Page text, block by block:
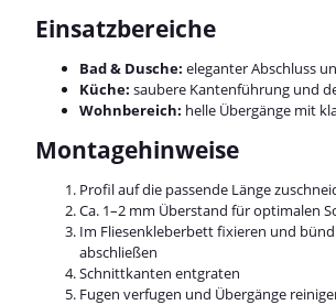
Einsatzbereiche
Bad & Dusche: eleganter Abschluss
Küche: saubere Kantenführung und
Wohnbereich: helle Übergänge mit
Montagehinweise
Profil auf die passende Länge
Ca. 1–2 mm Überstand für optimalen
Im Fliesenkleberbett fixieren und
abschließen
Schnittkanten entgraten
Fugen verfugen und Übergänge